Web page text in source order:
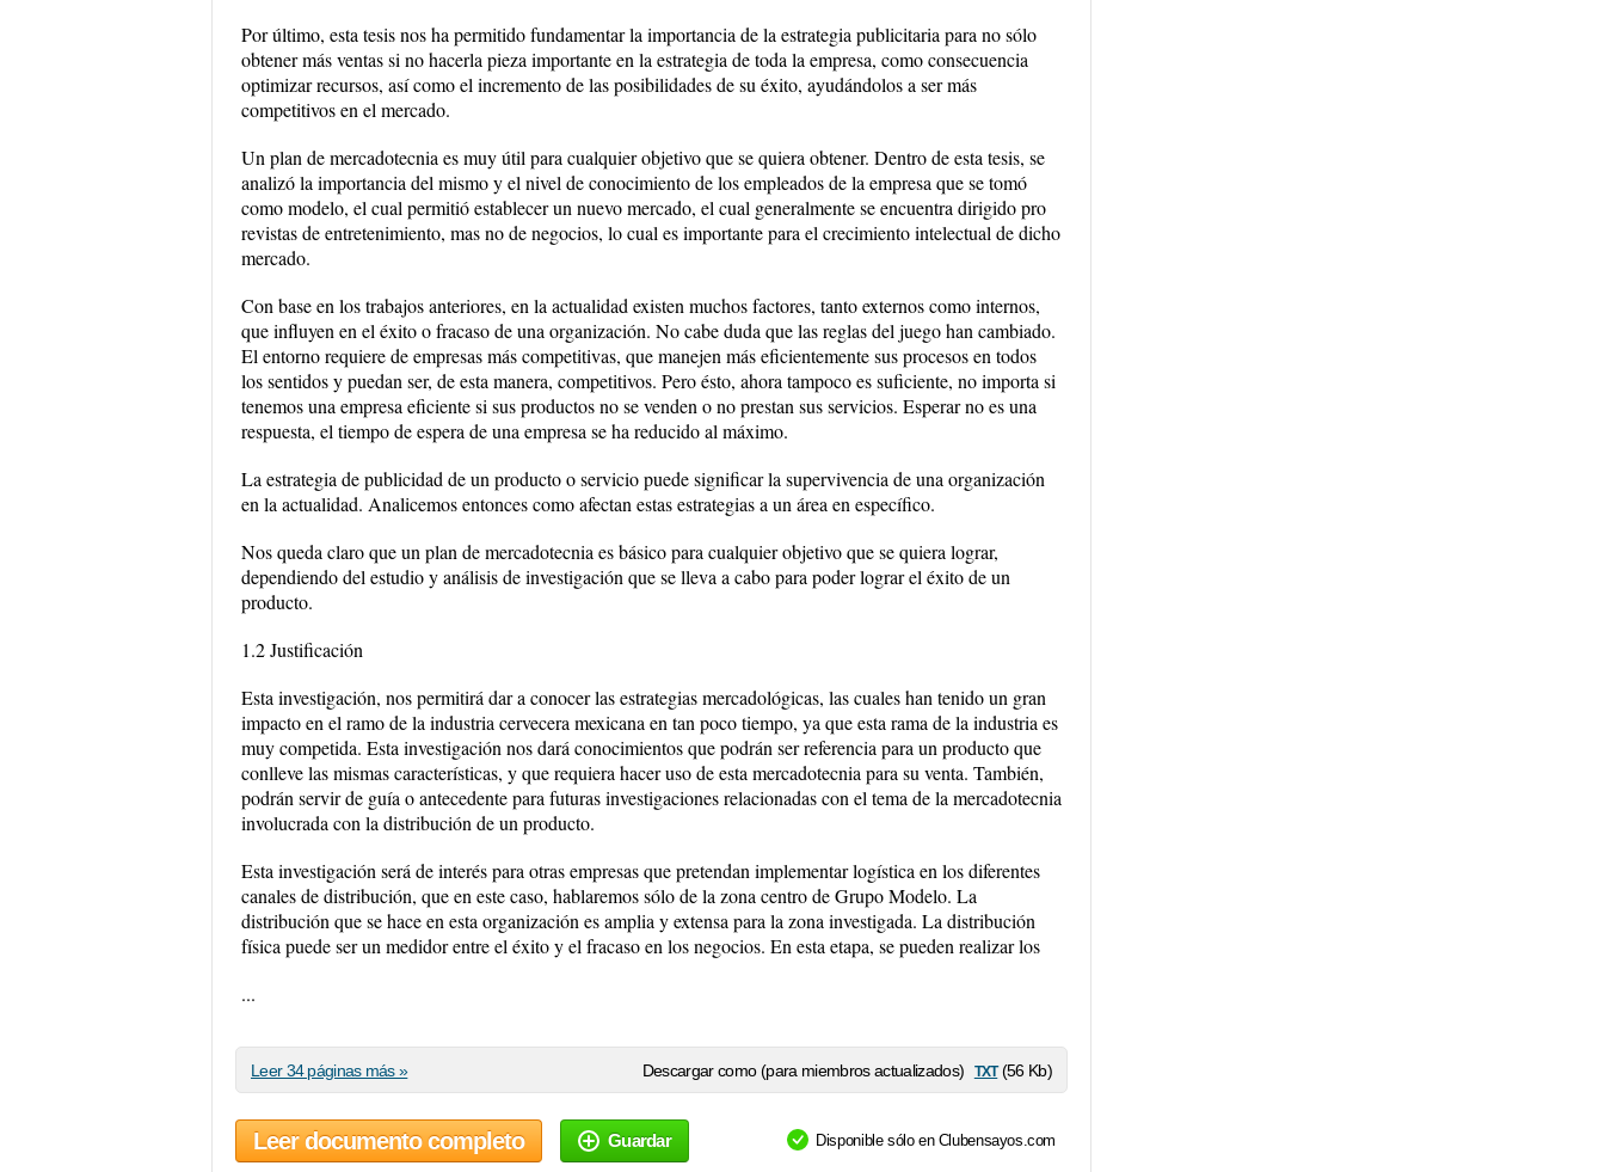
Por último, esta tesis nos ha permitido fundamentar la importancia de la estrategia publicitaria para no sólo
obtener más ventas si no hacerla pieza importante en la estrategia de toda la empresa, como consecuencia
optimizar recursos, así como el incremento de las posibilidades de su éxito, ayudándolos a ser más
competitivos en el mercado.
Un plan de mercadotecnia es muy útil para cualquier objetivo que se quiera obtener. Dentro de esta tesis, se
analizó la importancia del mismo y el nivel de conocimiento de los empleados de la empresa que se tomó
como modelo, el cual permitió establecer un nuevo mercado, el cual generalmente se encuentra dirigido pro
revistas de entretenimiento, mas no de negocios, lo cual es importante para el crecimiento intelectual de dicho
mercado.
Con base en los trabajos anteriores, en la actualidad existen muchos factores, tanto externos como internos,
que influyen en el éxito o fracaso de una organización. No cabe duda que las reglas del juego han cambiado.
El entorno requiere de empresas más competitivas, que manejen más eficientemente sus procesos en todos
los sentidos y puedan ser, de esta manera, competitivos. Pero ésto, ahora tampoco es suficiente, no importa si
tenemos una empresa eficiente si sus productos no se venden o no prestan sus servicios. Esperar no es una
respuesta, el tiempo de espera de una empresa se ha reducido al máximo.
La estrategia de publicidad de un producto o servicio puede significar la supervivencia de una organización
en la actualidad. Analicemos entonces como afectan estas estrategias a un área en específico.
Nos queda claro que un plan de mercadotecnia es básico para cualquier objetivo que se quiera lograr,
dependiendo del estudio y análisis de investigación que se lleva a cabo para poder lograr el éxito de un
producto.
1.2 Justificación
Esta investigación, nos permitirá dar a conocer las estrategias mercadológicas, las cuales han tenido un gran
impacto en el ramo de la industria cervecera mexicana en tan poco tiempo, ya que esta rama de la industria es
muy competida. Esta investigación nos dará conocimientos que podrán ser referencia para un producto que
conlleve las mismas características, y que requiera hacer uso de esta mercadotecnia para su venta. También,
podrán servir de guía o antecedente para futuras investigaciones relacionadas con el tema de la mercadotecnia
involucrada con la distribución de un producto.
Esta investigación será de interés para otras empresas que pretendan implementar logística en los diferentes
canales de distribución, que en este caso, hablaremos sólo de la zona centro de Grupo Modelo. La
distribución que se hace en esta organización es amplia y extensa para la zona investigada. La distribución
física puede ser un medidor entre el éxito y el fracaso en los negocios. En esta etapa, se pueden realizar los
...
Descargar como (para miembros actualizados) txt(56 Kb)
Leer 34 páginas más »
Leer documento completo Guardar Disponible sólo en Clubensayos.com